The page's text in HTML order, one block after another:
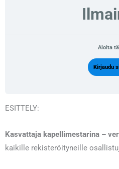
Aloita
Kirjaudu
ESITTELY:
Kasvattaja kapellimestarina –
kaikille rekisteröityneille